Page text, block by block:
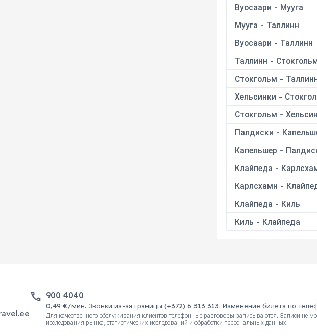
Вуосаари - Мууга
Мууга - Таллинн
Вуосаари - Таллинн
Таллинн -
Стокгольм -
Хельсинки -
Стокгольм -
Палдиски -
Капельшер -
Клайпеда -
Карлсхамн -
Клайпеда - Киль
Киль - Клайпеда
phone 900 4040
0,49 €/мин. Звонки из-за границы (+372) 6 313 313. Изменение билета по
Для качественного обслуживания клиентов телефонные разговоры записываются. Записи не
исследования рынка, статистических исследований и обработки персональных данных.